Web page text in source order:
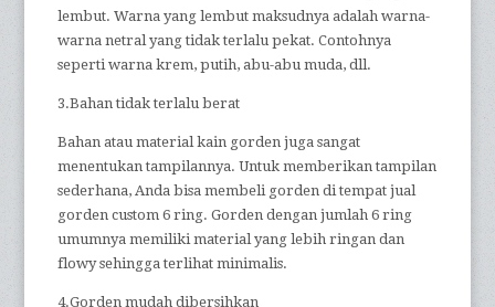
lembut. Warna yang lembut maksudnya adalah warna-
warna netral yang tidak terlalu pekat. Contohnya
seperti warna krem, putih, abu-abu muda, dll.
3.Bahan tidak terlalu berat
Bahan atau material kain gorden juga sangat
menentukan tampilannya. Untuk memberikan tampilan
sederhana, Anda bisa membeli gorden di tempat jual
gorden custom 6 ring. Gorden dengan jumlah 6 ring
umumnya memiliki material yang lebih ringan dan
flowy sehingga terlihat minimalis.
4.Gorden mudah dibersihkan